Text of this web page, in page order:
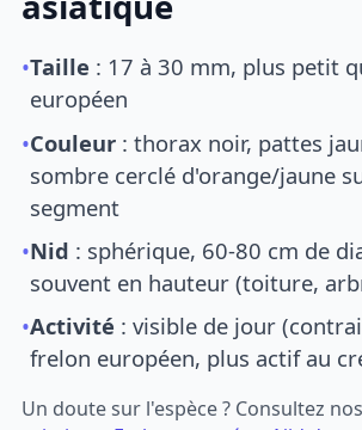
•Taille : 17 à 30 mm, plus petit
européen
•Couleur : thorax noir, pattes
sombre cerclé d'orange/jaune
segment
•Nid : sphérique, 60-80 cm de
souvent en hauteur (toiture,
•Activité : visible de jour
frelon européen, plus actif au
Un doute sur l'espèce ? Consultez